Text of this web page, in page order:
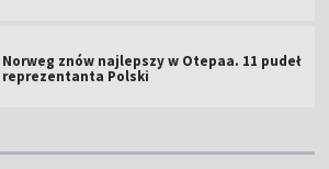
Norweg znów najlepszy w Otepaa. 11 pudeł
reprezentanta Polski